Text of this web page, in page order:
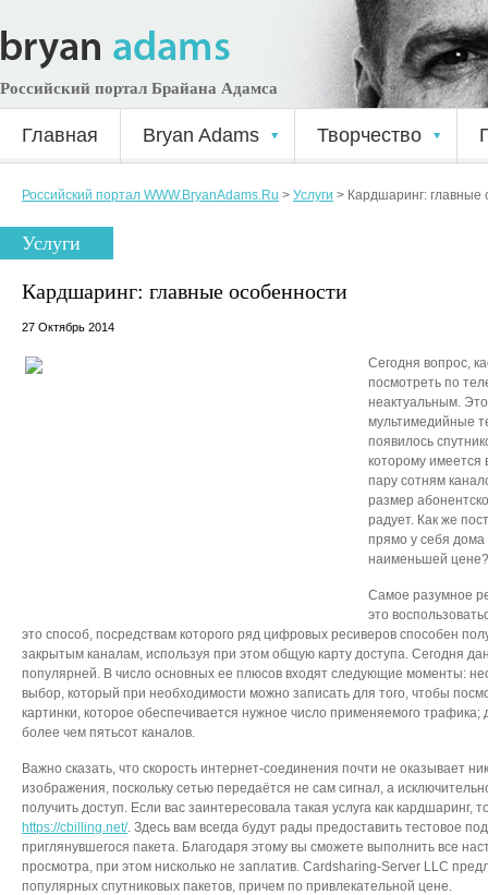
Российский портал Брайана Адамса
Главная Bryan Adams Творчество
Российский портал WWW.BryanAdams.Ru > Услуги > Кардшаринг: главные
Услуги
Кардшаринг: главные особенности
27 Октябрь 2014
Сегодня вопрос,
посмотреть по
неактуальным.
мультимедийные
появилось
которому имеется
пару сотням
размер
радует. Как же
прямо у себя дома
наименьшей цене?
Самое разумное
это
это способ, посредствам которого ряд цифровых ресиверов способен
закрытым каналам, используя при этом общую карту доступа. Сегодня
популярней. В число основных ее плюсов входят следующие моменты:
выбор, который при необходимости можно записать для того, чтобы
картинки, которое обеспечивается нужное число применяемого трафика;
более чем пятьсот каналов.
Важно сказать, что скорость интернет-соединения почти не оказывает
изображения, поскольку сетью передаётся не сам сигнал, а
получить доступ. Если вас заинтересовала такая услуга как кардшаринг,
https://cbilling.net/. Здесь вам всегда будут рады предоставить тестовое
приглянувшегося пакета. Благодаря этому вы сможете выполнить все
просмотра, при этом нисколько не заплатив. Cardsharing-Server LLC
популярных спутниковых пакетов, причем по привлекательной цене.